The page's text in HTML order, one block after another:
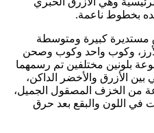
بخطوط ناعمة.
كبيرة ومتوسطة
وكوب واحد وكوب وصحن
بلونين مختلفين تم رسمهما
الأزرق والأخضر الداكن،
من الخزف المصقول الجميل،
في اللون والبقع بعد حرق